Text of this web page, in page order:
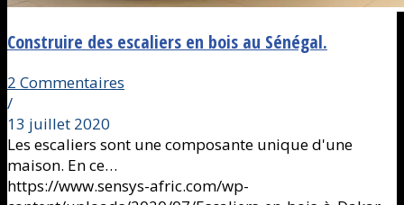
Construire des escaliers en bois au Sénégal.
2 Commentaires
/
13 juillet 2020
Les escaliers sont une composante unique d'une
maison. En ce…
https://www.sensys-afric.com/wp-